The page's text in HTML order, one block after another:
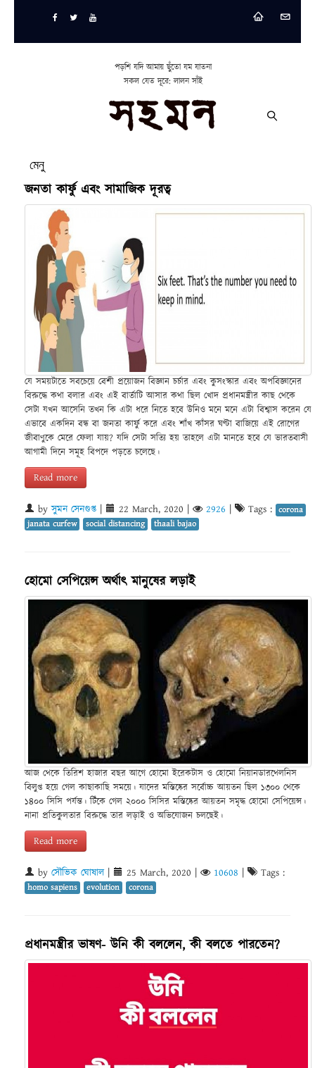
পড়শি যদি আমায় ছুঁতো যম যাতনা
সকল যেত দূরে: লালন সাঁই
মেনু
জনতা কার্ফু এবং সামাজিক দূরত্ব
যে সময়টাতে সবচেয়ে বেশী প্রয়োজন বিজ্ঞান চর্চার এবং কুসংস্কার এবং অপবিজ্ঞানের
বিরুদ্ধে কথা বলার এবং এই বার্তাটি আসার কথা ছিল খোদ প্রধানমন্ত্রীর কাছ থেকে
সেটা যখন আসেনি তখন কি এটা ধরে নিতে হবে উনিও মনে মনে এটা বিশ্বাস করেন যে
এভাবে একদিন বন্ধ বা জনতা কার্ফু করে এবং শাঁখ কাঁসর ঘণ্টা বাজিয়ে এই রোগের
জীবাণুকে মেরে ফেলা যায়? যদি সেটা সত্যি হয় তাহলে এটা মানতে হবে যে ভারতবাসী
আগামী দিনে সমূহ বিপদে পড়তে চলেছে।
Read more
byসুমন সেনগুপ্ত 22 March, 2020 2926 Tags : corona
janata curfew
social distancing thaali bajao
হোমো সেপিয়েন্স অর্থাৎ মানুষের লড়াই
আজ থেকে তিরিশ হাজার বছর আগে হোমো ইরেকটাস ও হোমো নিয়ানডারথেলনিস
বিলুপ্ত হয়ে গেল কাছাকাছি সময়ে। যাদের মস্তিষ্কের সর্বোচ্চ আয়তন ছিল ১৩০০ থেকে
১৪০০ সিসি পর্যন্ত। টিঁকে গেল ২০০০ সিসির মস্তিষ্কের আয়তন সমৃদ্ধ হোমো সেপিয়েন্স।
নানা প্রতিকুলতার বিরুদ্ধে তার লড়াই ও অভিযোজন চলছেই।
Read more
by সৌভিক ঘোষাল| 25 March, 2020 10608 Tags :
homo sapiens evolution corona
প্রধানমন্ত্রীর ভাষণ- উনি কী বললেন, কী বলতে পারতেন?